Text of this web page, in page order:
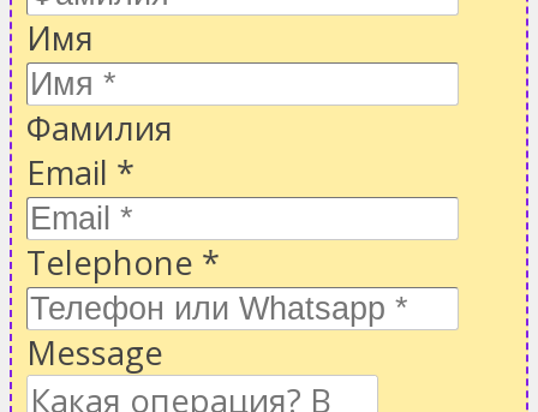
Имя
Фамилия
Email *
Telephone *
Message